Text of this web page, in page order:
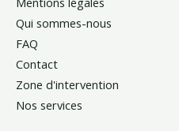
Qui sommes-nous
FAQ
Contact
Zone d'intervention
Nos services